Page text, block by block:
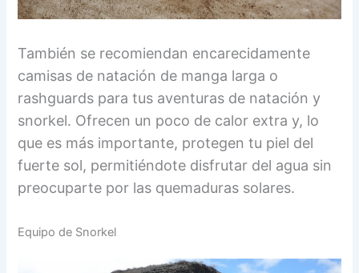
También se recomiendan encarecidamente
camisas de natación de manga larga o
rashguards para tus aventuras de natación y
snorkel. Ofrecen un poco de calor extra y, lo
que es más importante, protegen tu piel del
fuerte sol, permitiéndote disfrutar del agua sin
preocuparte por las quemaduras solares.
Equipo de Snorkel